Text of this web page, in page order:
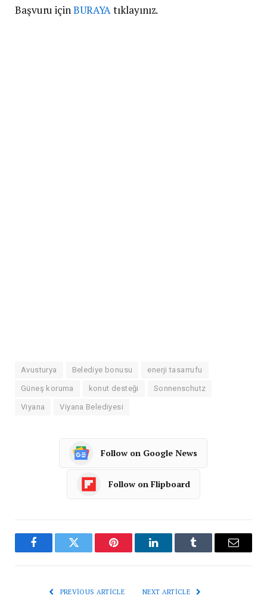
Başvuru içinBURAYAtıklayınız.
Avusturya Belediye bonusu enerji tasarrufu
Güneş koruma konut desteği Sonnenschutz
Viyana Viyana Belediyesi
Follow on Google News
Follow on Flipboard
FacebookTwitter Pinterest LinkedInTumblr Email
PREVIOUS ARTICLE NEXT ARTICLE